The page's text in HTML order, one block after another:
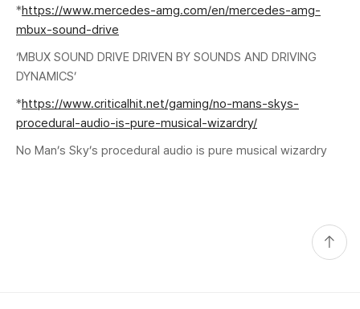
*https://www.mercedes-amg.com/en/mercedes-amg-
mbux-sound-drive
‘MBUX SOUND DRIVE DRIVEN BY SOUNDS AND DRIVING
DYNAMICS’
*https://www.criticalhit.net/gaming/no-mans-skys-
procedural-audio-is-pure-musical-wizardry/
No Man’s Sky’s procedural audio is pure musical wizardry